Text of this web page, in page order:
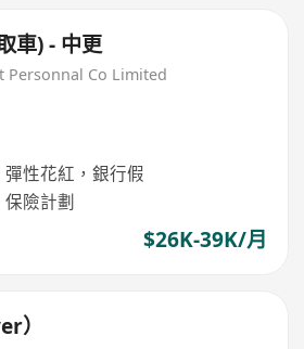
車) - 中更
Personnal Co Limited
性花紅，銀行假
險計劃
$26K-39K/月
）